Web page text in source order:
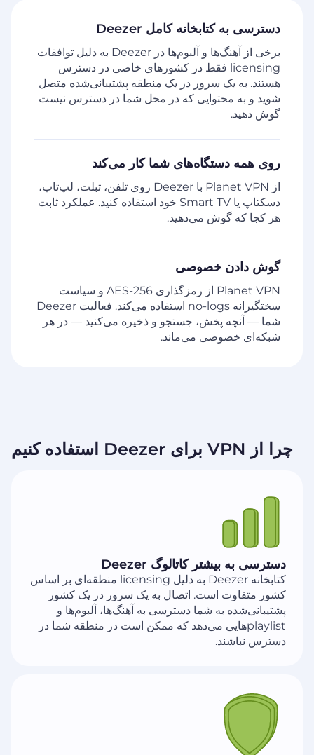
دسترسی به کتابخانه کامل Deezer
برخی از آهنگ‌ها و آلبوم‌ها در Deezer به دلیل توافقات
licensing فقط در کشورهای خاصی در دسترس
هستند. به یک سرور در یک منطقه پشتیبانی‌شده متصل
شوید و به محتوایی که در محل شما در دسترس نیست
گوش دهید.
روی همه دستگاه‌های شما کار می‌کند
از Planet VPN با Deezer روی تلفن، تبلت، لپ‌تاپ،
دسکتاپ یا Smart TV خود استفاده کنید. عملکرد ثابت
هر کجا که گوش می‌دهید.
گوش دادن خصوصی
Planet VPN از رمزگذاری AES-256 و سیاست
سختگیرانه no-logs استفاده می‌کند. فعالیت Deezer
شما — آنچه پخش، جستجو و ذخیره می‌کنید — در هر
شبکه‌ای خصوصی می‌ماند.
چرا از VPN برای Deezer استفاده کنیم
دسترسی به بیشتر کاتالوگ Deezer
کتابخانه Deezer به دلیل licensing منطقه‌ای بر اساس
کشور متفاوت است. اتصال به یک سرور در یک کشور
پشتیبانی‌شده به شما دسترسی به آهنگ‌ها، آلبوم‌ها و
playlist‌هایی می‌دهد که ممکن است در منطقه شما در
دسترس نباشند.